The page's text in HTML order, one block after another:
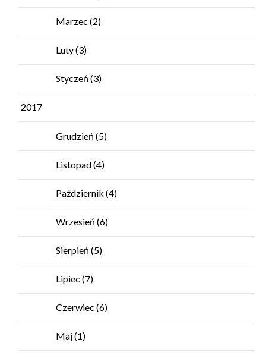
Marzec (2)
Luty(3)
Styczeń (3)
2017
Grudzień (5)
Listopad(4)
Październik (4)
Wrzesień (6)
Sierpień (5)
Lipiec (7)
Czerwiec (6)
Maj(1)